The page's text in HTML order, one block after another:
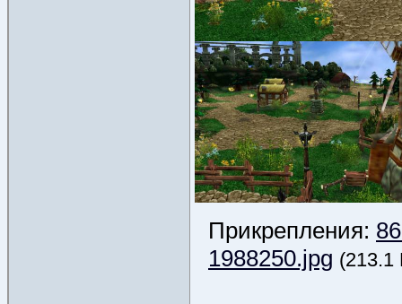
Прикрепления:
1988250.jpg (213.1